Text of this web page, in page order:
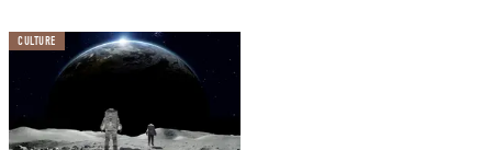
CULTURE